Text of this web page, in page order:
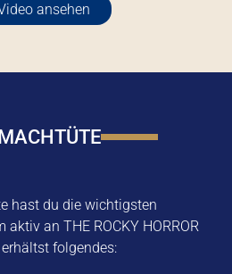
ansehen
hast du die wichtigsten
an THE ROCKY HORROR
folgendes: